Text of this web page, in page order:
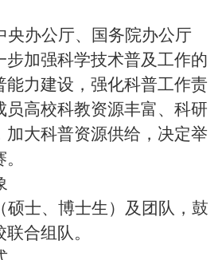
央办公厅、国务院办公厅
步加强科学技术普及工作的
力建设， 强化科普工作责
员高校科教资源丰富、科研
加大科普资源供给，决定举
硕士、博士生）及团队，鼓
合组队。